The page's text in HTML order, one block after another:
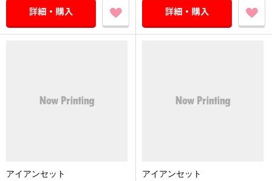
アイアンセット
アイアンセット